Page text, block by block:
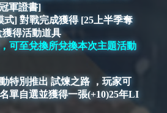
軍證書]
式] 對戰完成獲得 [25上半季奪
得活動道具
可至兌換所兌換本次主題活動
特別推出 試煉之路 ，玩家可
單自選並獲得一張(+10)25年LI